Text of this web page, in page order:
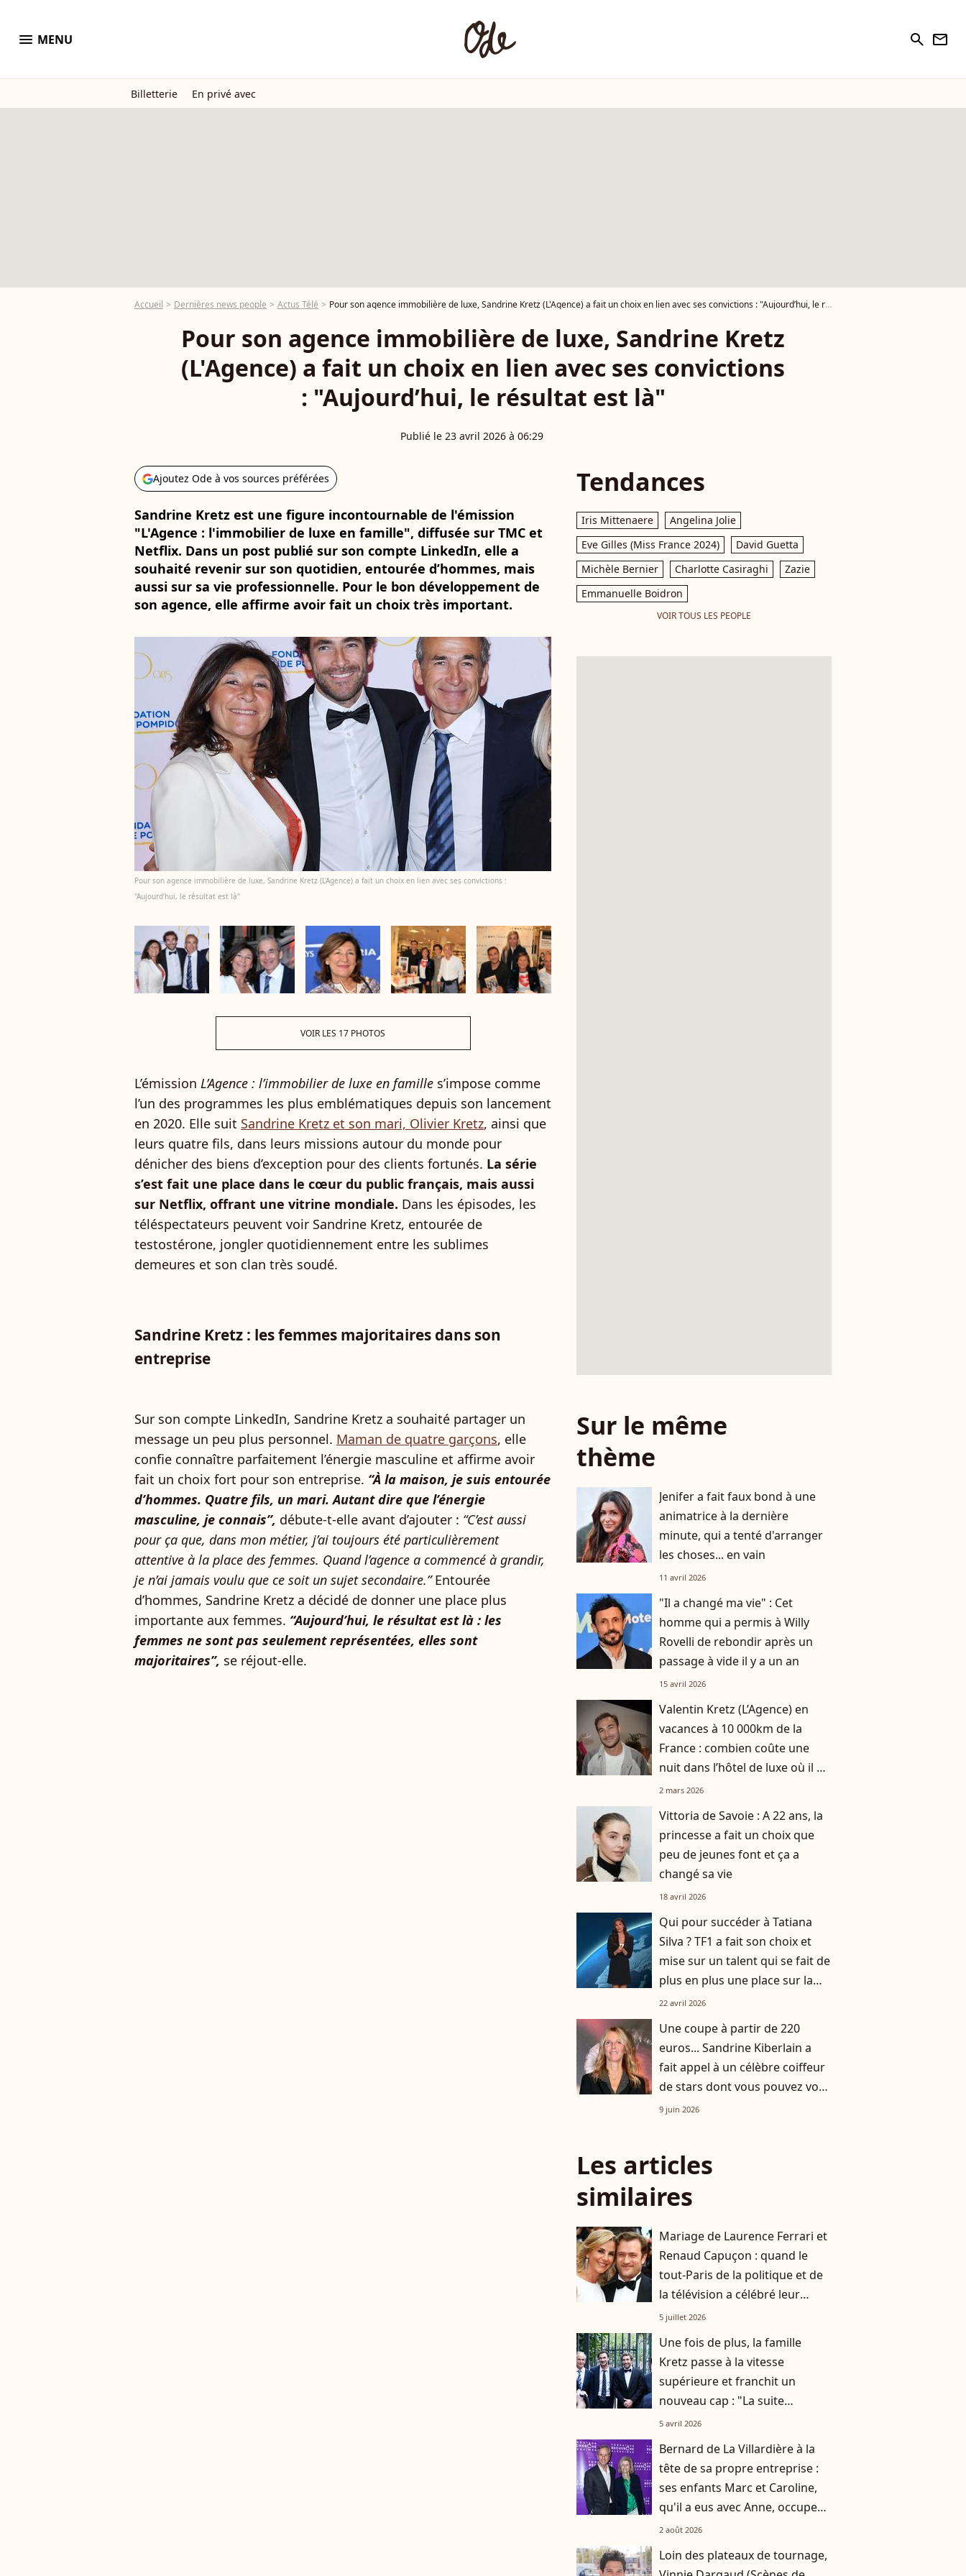
menu MENU search newsletter
Billetterie En privé avec
Accueil Dernières news people Actus Télé Pour son agence immobilière de luxe, Sandrine Kretz (L'Agence) a fait un choix en lien avec ses convictions : "Aujourd’hui, le résultat est là"
Pour son agence immobilière de luxe, Sandrine Kretz
(L'Agence) a fait un choix en lien avec ses convictions
: "Aujourd’hui, le résultat est là"
Publié le 23 avril 2026 à 06:29
Ajoutez Ode à vos sources préférées
Sandrine Kretz est une figure incontournable de l'émission
"L'Agence : l'immobilier de luxe en famille", diffusée sur TMC et
Netflix. Dans un post publié sur son compte LinkedIn, elle a
souhaité revenir sur son quotidien, entourée d’hommes, mais
aussi sur sa vie professionnelle. Pour le bon développement de
son agence, elle affirme avoir fait un choix très important.
Pour son agence immobilière de luxe, Sandrine Kretz (L'Agence) a fait un choix en lien avec ses convictions :
"Aujourd’hui, le résultat est là"
VOIR LES 17 PHOTOS
L’émission L’Agence : l’immobilier de luxe en famille s’impose comme
l’un des programmes les plus emblématiques depuis son lancement
en 2020. Elle suit Sandrine Kretz et son mari, Olivier Kretz, ainsi que
leurs quatre fils, dans leurs missions autour du monde pour
dénicher des biens d’exception pour des clients fortunés. La série
s’est fait une place dans le cœur du public français, mais aussi
sur Netflix, offrant une vitrine mondiale. Dans les épisodes, les
téléspectateurs peuvent voir Sandrine Kretz, entourée de
testostérone, jongler quotidiennement entre les sublimes
demeures et son clan très soudé.
Sandrine Kretz : les femmes majoritaires dans son
entreprise
Sur son compte LinkedIn, Sandrine Kretz a souhaité partager un
message un peu plus personnel. Maman de quatre garçons, elle
confie connaître parfaitement l’énergie masculine et affirme avoir
fait un choix fort pour son entreprise. “À la maison, je suis entourée
d’hommes. Quatre fils, un mari. Autant dire que l’énergie
masculine, je connais”, débute-t-elle avant d’ajouter : “C’est aussi
pour ça que, dans mon métier, j’ai toujours été particulièrement
attentive à la place des femmes. Quand l’agence a commencé à grandir,
je n’ai jamais voulu que ce soit un sujet secondaire.”Entourée
d’hommes, Sandrine Kretz a décidé de donner une place plus
importante aux femmes. “Aujourd’hui, le résultat est là : les
femmes ne sont pas seulement représentées, elles sont
majoritaires”, se réjout-elle.
Tendances
Iris Mittenaere
Angelina Jolie
Eve Gilles (Miss France 2024)
David Guetta
Michèle Bernier
Charlotte Casiraghi
Zazie
Emmanuelle Boidron
VOIR TOUS LES PEOPLE
Sur le même
thème
Jenifer a fait faux bond à une
animatrice à la dernière
minute, qui a tenté d'arranger
les choses... en vain
11 avril 2026
"Il a changé ma vie" : Cet
homme qui a permis à Willy
Rovelli de rebondir après un
passage à vide il y a un an
15 avril 2026
Valentin Kretz (L’Agence) en
vacances à 10 000km de la
France : combien coûte une
nuit dans l’hôtel de luxe où il a
séjourné ?
2 mars 2026
Vittoria de Savoie : A 22 ans, la
princesse a fait un choix que
peu de jeunes font et ça a
changé sa vie
18 avril 2026
Qui pour succéder à Tatiana
Silva ? TF1 a fait son choix et
mise sur un talent qui se fait de
plus en plus une place sur la
Une
22 avril 2026
Une coupe à partir de 220
euros... Sandrine Kiberlain a
fait appel à un célèbre coiffeur
de stars dont vous pouvez vous
offrir les services !
9 juin 2026
Les articles
similaires
Mariage de Laurence Ferrari et
Renaud Capuçon : quand le
tout-Paris de la politique et de
la télévision a célébré leur
union
5 juillet 2026
Une fois de plus, la famille
Kretz passe à la vitesse
supérieure et franchit un
nouveau cap : "La suite
s'annonce encore plus
5 avril 2026
Bernard de La Villardière à la
tête de sa propre entreprise :
ses enfants Marc et Caroline,
qu'il a eus avec Anne, occupent
une place de choix !
2 août 2026
Loin des plateaux de tournage,